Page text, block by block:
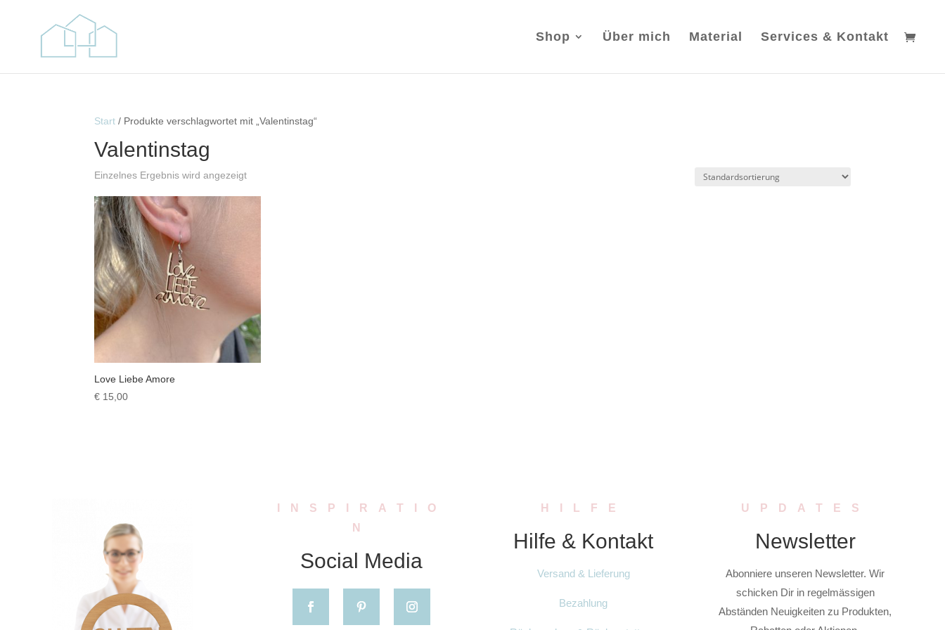
Shop Über mich Material Services & Kontakt
Start / Produkte verschlagwortet mit „Valentinstag“
Valentinstag
Einzelnes Ergebnis wird angezeigt
Love Liebe Amore
€ 15,00
INSPIRATIO
N
Social Media
HILFE
Hilfe & Kontakt
Versand & Lieferung
Bezahlung
UPDATES
Newsletter
Abonniere unseren Newsletter. Wir
schicken Dir in regelmässigen
Abständen Neuigkeiten zu Produkten,